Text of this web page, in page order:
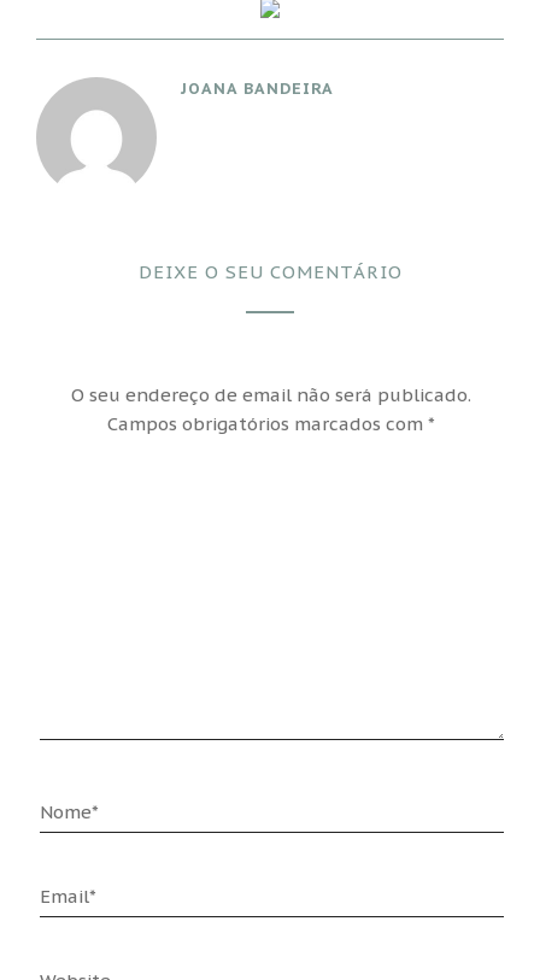
JOANA BANDEIRA
DEIXE O SEU COMENTÁRIO
O seu endereço de email não será publicado.
Campos obrigatórios marcados com*